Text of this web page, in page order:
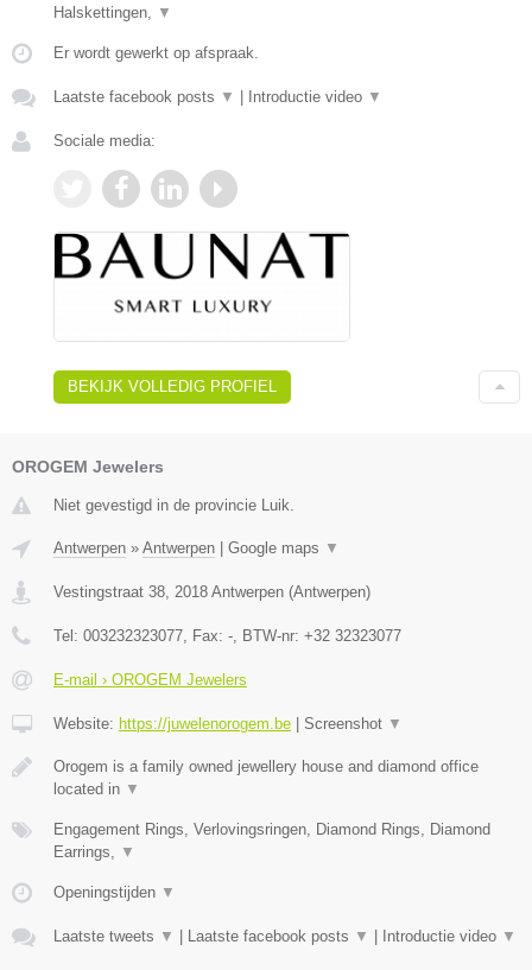
Halskettingen, ▼
Er wordt gewerkt op afspraak.
Laatste facebook posts ▼ Introductie video ▼
Sociale media:
BEKIJK VOLLEDIG PROFIEL
OROGEM Jewelers
Niet gevestigd in de provincie Luik.
Antwerpen » Antwerpen Google maps ▼
Vestingstraat 38, 2018 Antwerpen (Antwerpen)
Tel: 003232323077, Fax: -, BTW-nr: +32 32323077
E-mail › OROGEM Jewelers
Website: https://juwelenorogem.be Screenshot ▼
Orogem is a family owned jewellery house and diamond office
located in ▼
Engagement Rings, Verlovingsringen, Diamond Rings, Diamond
Earrings, ▼
Openingstijden ▼
Laatste tweets ▼ Laatste facebook posts ▼ Introductie video ▼